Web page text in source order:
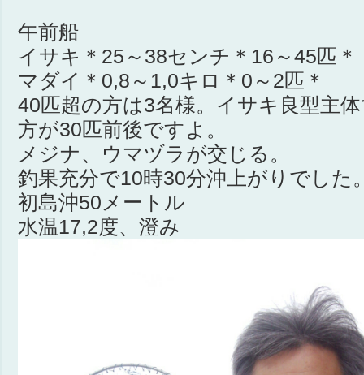
午前船
イサキ＊25～38センチ＊16～45匹＊
マダイ＊0,8～1,0キロ＊0～2匹＊
40匹超の方は3名様。イサキ良型主
方が30匹前後ですよ。
メジナ、ウマヅラが交じる。
釣果充分で10時30分沖上がりでした
初島沖50メートル
水温17,2度、澄み